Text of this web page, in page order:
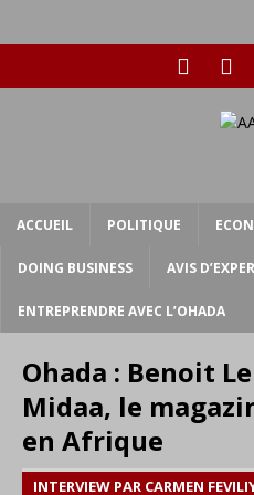
ACCUEIL POLITIQUE
DOING BUSINESS AVIS
ENTREPRENDRE AVEC L’OHADA
Ohada : Benoit
Midaa, le
en Afrique
INTERVIEW PAR CARMEN